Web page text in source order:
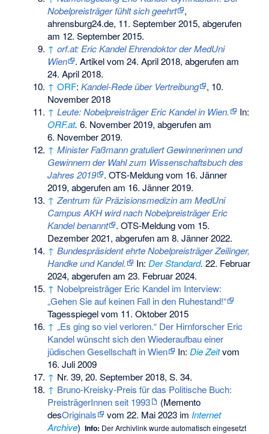
Nobelpreisträger fühlt sich geehrt
,
ahrensburg24.de, 11. September 2015, abgerufen
am 12. September 2015.
↑ orf.at: Eric Kandel Ehrendoktor der MedUni
Wien
. Artikel vom 24. April 2018, abgerufen am
24. April 2018.
↑ ORF:Kandel-Rede über Vertreibung
, 10.
November 2018
↑ Leute: Nobelpreisträger Eric Kandel in Wien.
In:
ORF.at. 6. November 2019, abgerufen am
6. November 2019.
↑ Minister Faßmann gratuliert Gewinnerinnen und
Gewinnern der Wahl zum Wissenschaftsbuch des
Jahres 2019
. OTS-Meldung vom 16. Jänner
2019, abgerufen am 16. Jänner 2019.
↑ Zentrum für Präzisionsmedizin am MedUni
Campus AKH wird nach Nobelpreisträger Eric
Kandel benannt
. OTS-Meldung vom 15.
Dezember 2021, abgerufen am 8. Jänner 2022.
↑ Bundespräsident ehrte Nobelpreisträger Zeilinger,
Handke und Kandel.
In:Der Standard. 22. Februar
2024, abgerufen am 23. Februar 2024.
↑ Nobelpreisträger Eric Kandel im Interview:
„Gehen Sie auf keinen Fall in den Ruhestand!“
Tagesspiegel vom 11. Oktober 2015
↑ „Es ging so viel verloren.“ Der Hirnforscher Eric
Kandel wünscht sich den Wiederaufbau einer
jüdischen Gesellschaft in Wien
In:Die Zeitvom
16. Juli 2009
↑ Nr. 39, 20. September 2018, S. 34.
↑ Bruno-Kreisky-Preis für das Politische Buch:
PreisträgerInnen seit 1993
(Memento
desOriginals vom 22. Mai 2023 im Internet
Archive) Info: Der Archivlink wurde automatisch eingesetzt